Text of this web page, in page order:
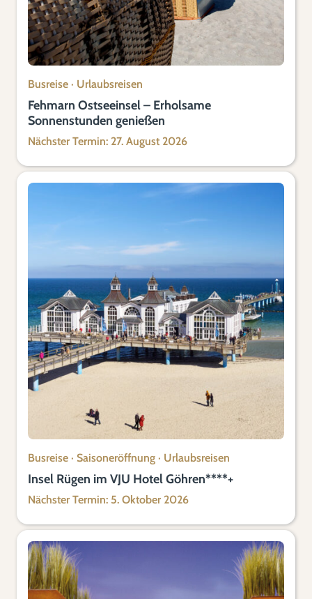
Busreise · Urlaubsreisen
Fehmarn Ostseeinsel – Erholsame
Sonnenstunden genießen
Nächster Termin: 27. August 2026
Busreise · Saisoneröffnung · Urlaubsreisen
Insel Rügen im VJU Hotel Göhren****+
Nächster Termin: 5. Oktober 2026